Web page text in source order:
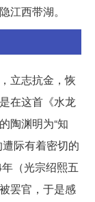
江西带湖。
立志抗金，恢
在这首《水龙
陶渊明为“知
际有着密切的
（光宗绍熙五
罢官，于是感